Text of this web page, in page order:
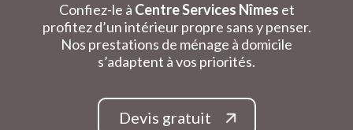
Confiez-le à Centre Services Nîmes et
profitez d’un intérieur propre sans y penser.
Nos prestations de ménage à domicile
s’adaptent à vos priorités.
Devis gratuit